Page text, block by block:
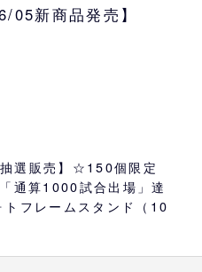
けします。
新商品発売】
抽選販売】☆150個限定
通算1000試合出場」達
フレームスタンド（10